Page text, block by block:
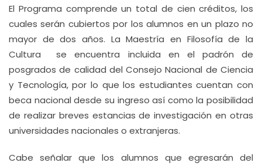
El Programa comprende un total de cien créditos, los
cuales serán cubiertos por los alumnos en un plazo no
mayor de dos años. La Maestría en Filosofía de la
Cultura se encuentra incluida en el padrón de
posgrados de calidad del Consejo Nacional de Ciencia
y Tecnología, por lo que los estudiantes cuentan con
beca nacional desde su ingreso así como la posibilidad
de realizar breves estancias de investigación en otras
universidades nacionales o extranjeras.
Cabe señalar que los alumnos que egresarán del